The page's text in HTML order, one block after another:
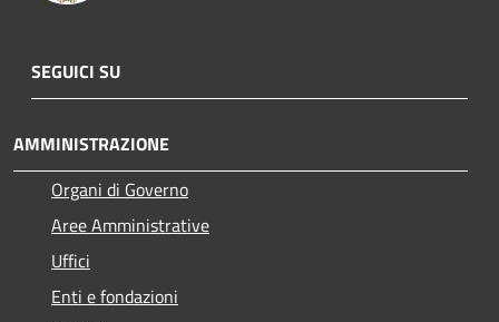
SEGUICI SU
AMMINISTRAZIONE
Organi di Governo
Aree Amministrative
Uffici
Enti e fondazioni